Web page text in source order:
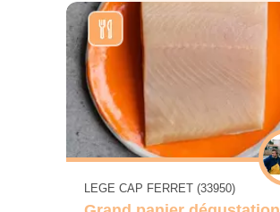
LEGE CAP FERRET (33950)